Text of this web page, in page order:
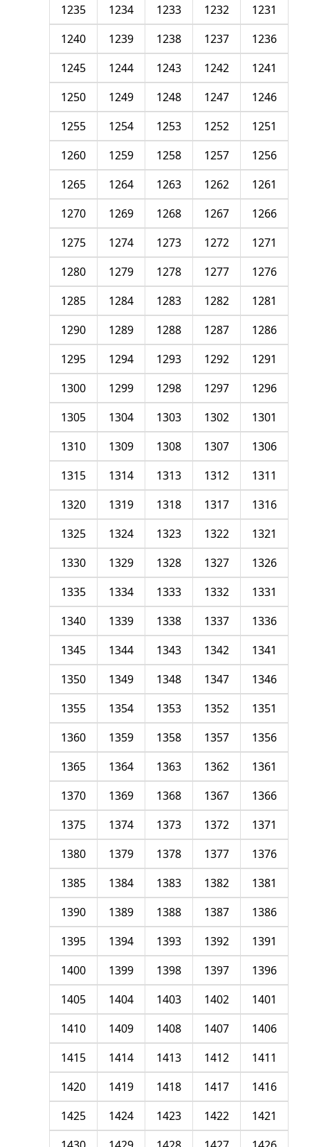
1231
1232
1233
1234
1235
1236
1237
1238
1239
1240
1241
1242
1243
1244
1245
1246
1247
1248
1249
1250
1251
1252
1253
1254
1255
1256
1257
1258
1259
1260
1261
1262
1263
1264
1265
1266
1267
1268
1269
1270
1271
1272
1273
1274
1275
1276
1277
1278
1279
1280
1281
1282
1283
1284
1285
1286
1287
1288
1289
1290
1291
1292
1293
1294
1295
1296
1297
1298
1299
1300
1301
1302
1303
1304
1305
1306
1307
1308
1309
1310
1311
1312
1313
1314
1315
1316
1317
1318
1319
1320
1321
1322
1323
1324
1325
1326
1327
1328
1329
1330
1331
1332
1333
1334
1335
1336
1337
1338
1339
1340
1341
1342
1343
1344
1345
1346
1347
1348
1349
1350
1351
1352
1353
1354
1355
1356
1357
1358
1359
1360
1361
1362
1363
1364
1365
1366
1367
1368
1369
1370
1371
1372
1373
1374
1375
1376
1377
1378
1379
1380
1381
1382
1383
1384
1385
1386
1387
1388
1389
1390
1391
1392
1393
1394
1395
1396
1397
1398
1399
1400
1401
1402
1403
1404
1405
1406
1407
1408
1409
1410
1411
1412
1413
1414
1415
1416
1417
1418
1419
1420
1421
1422
1423
1424
1425